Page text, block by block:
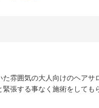
雰囲気の大人向けのヘア
張する事なく施術をしても